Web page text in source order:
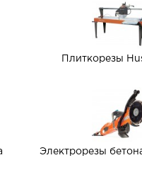
Плиткорезы
Электрорезы